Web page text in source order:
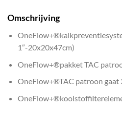
Omschrijving
1″-20x20x47cm)
OneFlow+®pakket TAC
OneFlow+®TAC patroon gaat